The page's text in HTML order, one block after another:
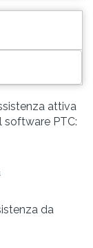
attiva
PTC:
da